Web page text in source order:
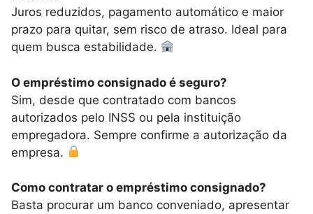
Juros reduzidos, pagamento automático e maior
prazo para quitar, sem risco de atraso. Ideal para
quem busca estabilidade.
O empréstimo consignado é seguro?
Sim, desde que contratado com bancos
autorizados pelo INSS ou pela instituição
empregadora. Sempre confirme a autorização da
empresa.
Como contratar o empréstimo consignado?
Basta procurar um banco conveniado, apresentar